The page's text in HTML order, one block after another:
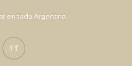
en toda Argentina.